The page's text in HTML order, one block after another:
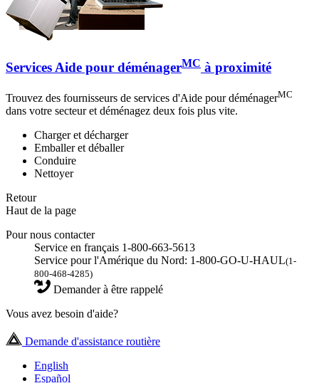
Services Aide pour déménagerMC à proximité
Trouvez des fournisseurs de services d'Aide pour déménagerMC
dans votre secteur et déménagez deux fois plus vite.
Charger et décharger
Emballer et déballer
Conduire
Nettoyer
Retour
Haut de la page
Pour nous contacter
Service en français 1-800-663-5613
Service pour l'Amérique du Nord: 1-800-GO-U-HAUL(1-
800-468-4285)
Demander à être rappelé
Vous avez besoin d'aide?
Demande d'assistance routière
English
Español